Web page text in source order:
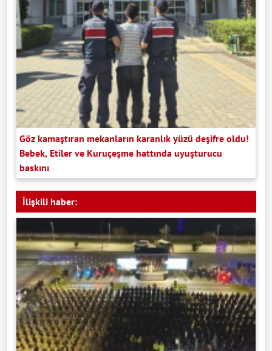
Göz kamaştıran mekanların karanlık yüzü deşifre oldu!
Bebek, Etiler ve Kuruçeşme hattında uyuşturucu
baskını
İlişkili haber: